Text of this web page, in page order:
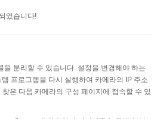
었습니다!
분리할 수 있습니다. 설정을 변경해야 하는
프로그램을 다시 실행하여 카메라의 IP 주소
은 다음 카메라의 구성 페이지에 접속할 수 있